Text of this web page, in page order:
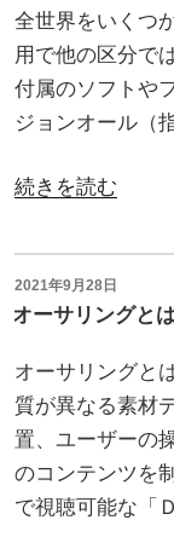
タ
ー
デ
ィ
ク
必
要
と
り
ま
す”
の
の
全世界をいくつ
用で他の区分で
付属のソフトや
ジョンオール（
“リ
ジ
ョ
ン
ー
ド
と
は”
の
続きを読む
投
稿
2021年9月28日
オーサリングと
オーサリングと
質が異なる素材
置、ユーザーの
のコンテンツを
で視聴可能な「